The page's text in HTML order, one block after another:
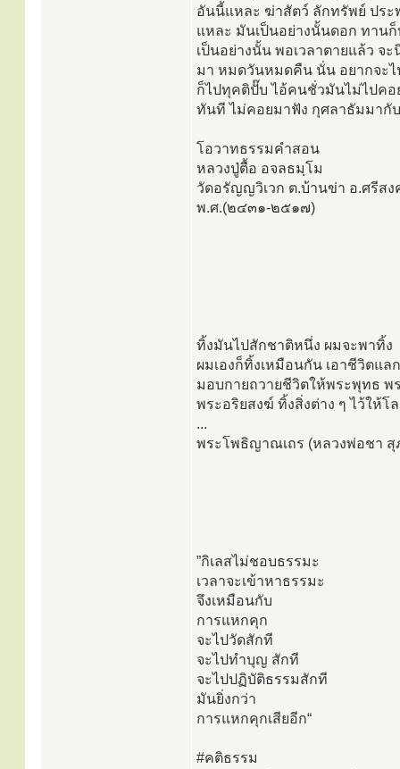
อันนี้แหละ ฆ่าสัตว์ ลักทรัพย์ ปร
แหละ มันเป็นอย่างนั้นดอก ทาน
เป็นอย่างนั้น พอเวลาตายแล้ว
มา หมดวันหมดคืน นั่น อยากจะไ
ก็ไปทุคติปั๊บ ไอ้คนชั่วมันไม่ไปค
ทันที ไม่คอยมาฟัง กุศลาธัมมากับ
โอวาทธรรมคำสอน
หลวงปู่ตื้อ อจลธมฺโม
วัดอรัญญวิเวก ต.บ้านข่า อ.ศรีส
พ.ศ.(๒๔๓๑-๒๕๑๗)
ทิ้งมันไปสักชาติหนึ่ง ผมจะพาทิ้ง
ผมเองก็ทิ้งเหมือนกัน เอาชีวิตแล
มอบกายถวายชีวิตให้พระพุทธ พ
พระอริยสงฆ์ ทิ้งสิ่งต่าง ๆ ไว้ให้โ
...
พระโพธิญาณเถร (หลวงพ่อชา สุ
”กิเลสไม่ชอบธรรมะ
เวลาจะเข้าหาธรรมะ
จึงเหมือนกับ
การแหกคุก
จะไปวัดสักที
จะไปทำบุญ สักที
จะไปปฏิบัติธรรมสักที
มันยิ่งกว่า
การแหกคุกเสียอีก“
#คติธรรม